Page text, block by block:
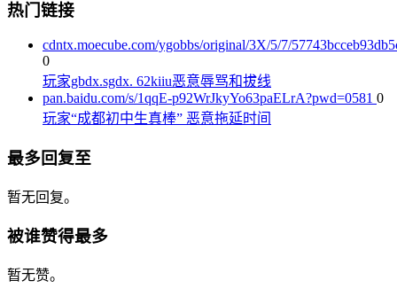
热门链接
cdntx.moecube.com/ygobbs/original/3X/5/7/
0
玩家gbdx.sgdx. 62kiiu恶意辱骂和拔线
pan.baidu.com/s/1qqE-p92WrJkyYo63paELrA?pwd=0581 0
玩家“成都初中生真棒” 恶意拖延时间
最多回复至
暂无回复。
被谁赞得最多
暂无赞。